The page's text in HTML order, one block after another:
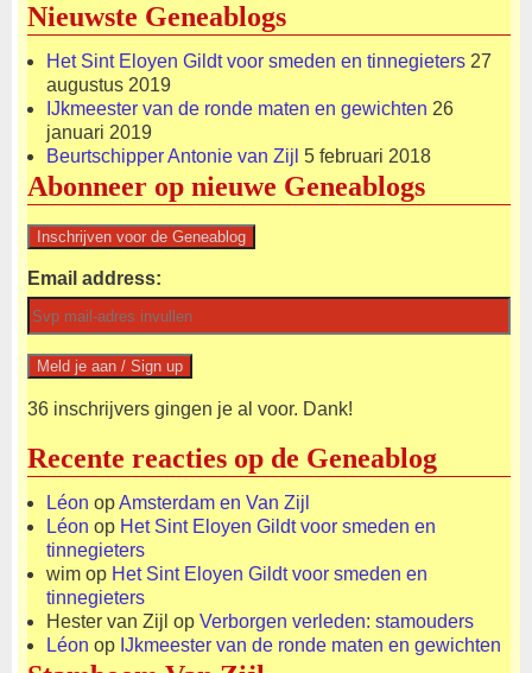
Nieuwste Geneablogs
Het Sint Eloyen Gildt voor smeden en tinnegieters 27
augustus 2019
IJkmeester van de ronde maten en gewichten 26
januari 2019
Beurtschipper Antonie van Zijl 5 februari 2018
Abonneer op nieuwe Geneablogs
Email address:
36 inschrijvers gingen je al voor. Dank!
Recente reacties op de Geneablog
Léon opAmsterdam en Van Zijl
Léon op Het Sint Eloyen Gildt voor smeden en
tinnegieters
wim op Het Sint Eloyen Gildt voor smeden en
tinnegieters
Hester van Zijl op Verborgen verleden: stamouders
Léon op IJkmeester van de ronde maten en gewichten